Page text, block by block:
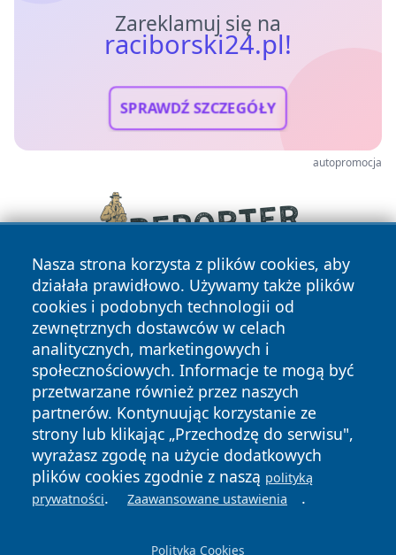
Zareklamuj się na
raciborski24.pl!
SPRAWDŹ SZCZEGÓŁY
autopromocja
Nasza strona korzysta z plików cookies, aby
działała prawidłowo. Używamy także plików
cookies i podobnych technologii od
zewnętrznych dostawców w celach
analitycznych, marketingowych i
społecznościowych. Informacje te mogą być
przetwarzane również przez naszych
partnerów. Kontynuując korzystanie ze
strony lub klikając „Przechodzę do serwisu",
wyrażasz zgodę na użycie dodatkowych
plików cookies zgodnie z naszą polityką
prywatności. Zaawansowane ustawienia .
Polityka Cookies
Copyright © 2026 raciborski24.pl Wszystkie prawa
zastrzeżone.
News Autorzy
Polityka
Polityka